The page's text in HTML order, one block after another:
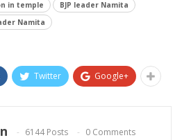
in temple
BJP leader Namita
Namita
Twitter Google+
6144 Posts 0 Comments